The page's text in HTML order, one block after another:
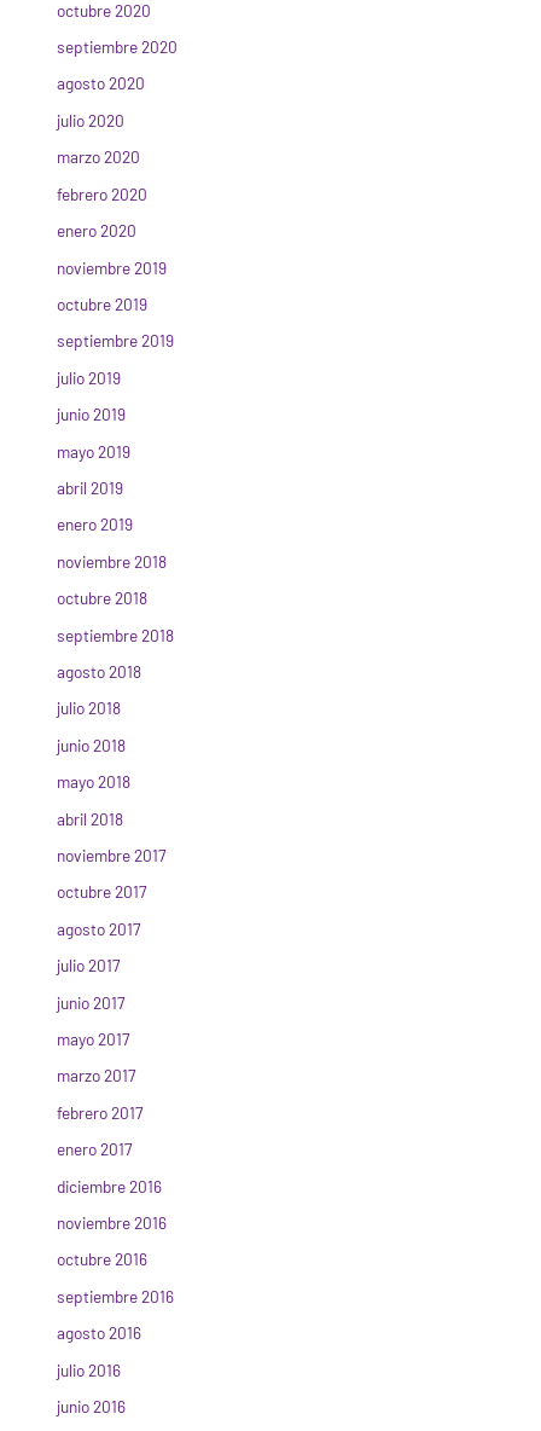
octubre 2020
septiembre 2020
agosto 2020
julio 2020
marzo 2020
febrero 2020
enero 2020
noviembre 2019
octubre 2019
septiembre 2019
julio 2019
junio 2019
mayo 2019
abril 2019
enero 2019
noviembre 2018
octubre 2018
septiembre 2018
agosto 2018
julio 2018
junio 2018
mayo 2018
abril 2018
noviembre 2017
octubre 2017
agosto 2017
julio 2017
junio 2017
mayo 2017
marzo 2017
febrero 2017
enero 2017
diciembre 2016
noviembre 2016
octubre 2016
septiembre 2016
agosto 2016
julio 2016
junio 2016